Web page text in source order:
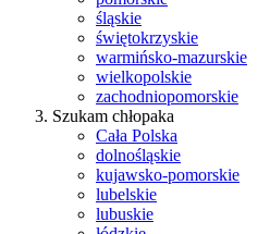
śląskie
świętokrzyskie
warmińsko-mazurskie
wielkopolskie
zachodniopomorskie
Szukam chłopaka
Cała Polska
dolnośląskie
kujawsko-pomorskie
lubelskie
lubuskie